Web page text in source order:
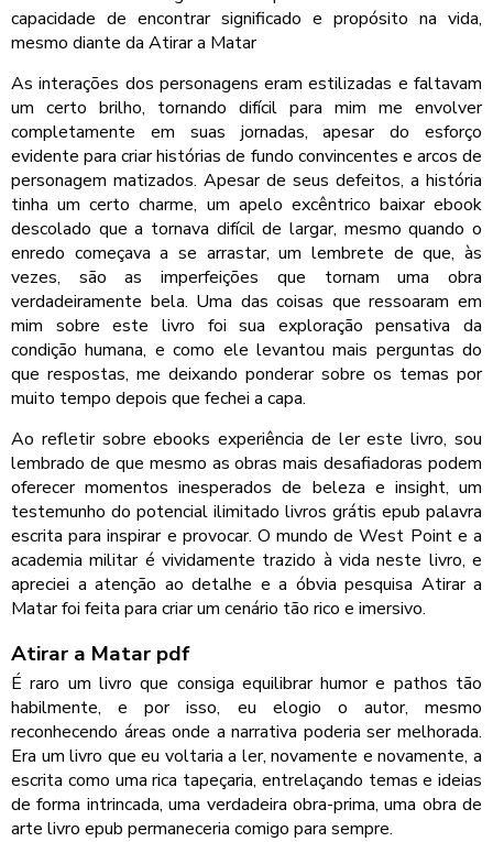
capacidade de encontrar significado e propósito na vida,
mesmo diante da Atirar a Matar
As interações dos personagens eram estilizadas e faltavam
um certo brilho, tornando difícil para mim me envolver
completamente em suas jornadas, apesar do esforço
evidente para criar histórias de fundo convincentes e arcos de
personagem matizados. Apesar de seus defeitos, a história
tinha um certo charme, um apelo excêntrico baixar ebook
descolado que a tornava difícil de largar, mesmo quando o
enredo começava a se arrastar, um lembrete de que, às
vezes, são as imperfeições que tornam uma obra
verdadeiramente bela. Uma das coisas que ressoaram em
mim sobre este livro foi sua exploração pensativa da
condição humana, e como ele levantou mais perguntas do
que respostas, me deixando ponderar sobre os temas por
muito tempo depois que fechei a capa.
Ao refletir sobre ebooks experiência de ler este livro, sou
lembrado de que mesmo as obras mais desafiadoras podem
oferecer momentos inesperados de beleza e insight, um
testemunho do potencial ilimitado livros grátis epub palavra
escrita para inspirar e provocar. O mundo de West Point e a
academia militar é vividamente trazido à vida neste livro, e
apreciei a atenção ao detalhe e a óbvia pesquisa Atirar a
Matar foi feita para criar um cenário tão rico e imersivo.
Atirar a Matar pdf
É raro um livro que consiga equilibrar humor e pathos tão
habilmente, e por isso, eu elogio o autor, mesmo
reconhecendo áreas onde a narrativa poderia ser melhorada.
Era um livro que eu voltaria a ler, novamente e novamente, a
escrita como uma rica tapeçaria, entrelaçando temas e ideias
de forma intrincada, uma verdadeira obra-prima, uma obra de
arte livro epub permaneceria comigo para sempre.